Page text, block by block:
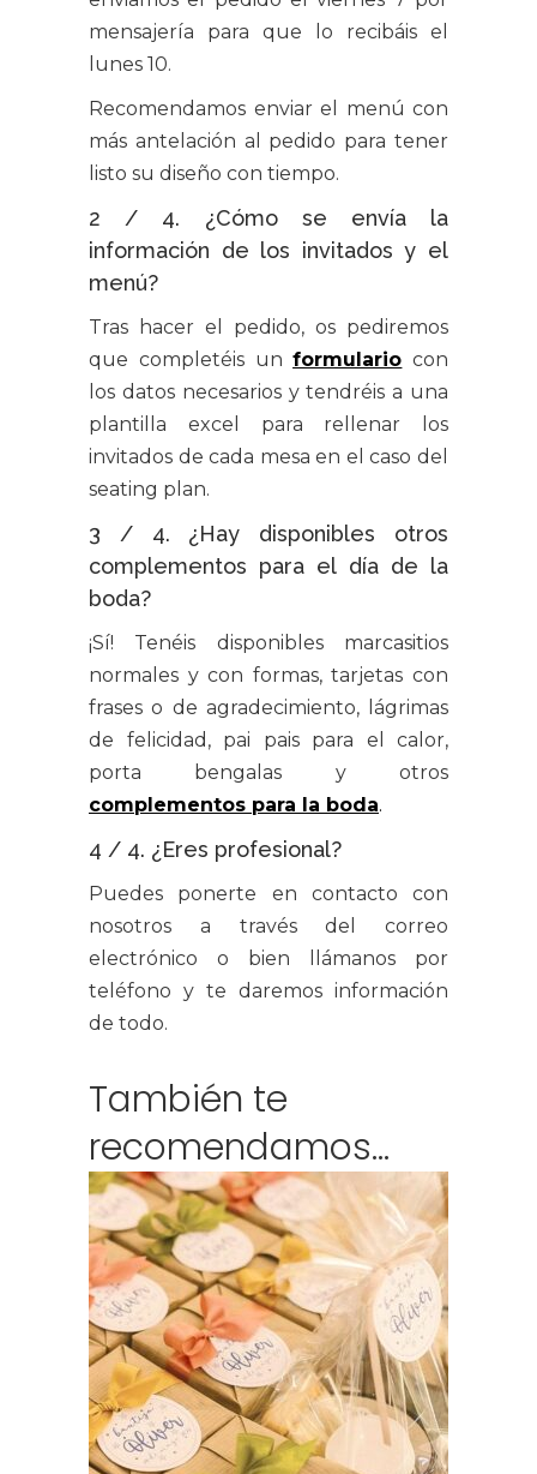
mensajería para que lo recibáis el
lunes 10.
Recomendamos enviar el menú con
más antelación al pedido para tener
listo su diseño con tiempo.
2 / 4. ¿Cómo se envía la
información de los invitados y el
menú?
Tras hacer el pedido, os pediremos
que completéis unformulario con
los datos necesarios y tendréis a una
plantilla excel para rellenar los
invitados de cada mesa en el caso del
seating plan.
3 / 4. ¿Hay disponibles otros
complementos para el día de la
boda?
¡Sí! Tenéis disponibles marcasitios
normales y con formas, tarjetas con
frases o de agradecimiento, lágrimas
de felicidad, pai pais para el calor,
porta bengalas y otros
complementos para la boda.
4 / 4. ¿Eres profesional?
Puedes ponerte en contacto con
nosotros a través del correo
electrónico o bien llámanos por
teléfono y te daremos información
de todo.
También te
recomendamos…